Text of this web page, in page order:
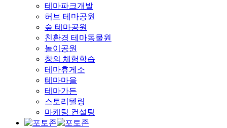
테마파크개발
허브 테마공원
숲 테마공원
친환경 테마동물원
놀이공원
창의 체험학습
테마휴게소
테마마을
테마가든
스토리텔링
마케팅 컨설팅